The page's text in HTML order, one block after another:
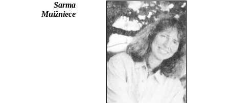
Sarma
Muižniece